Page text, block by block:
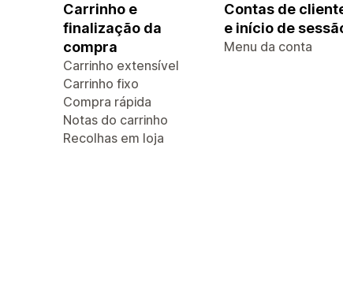
Carrinho e
finalização da
compra
Carrinho extensível
Carrinho fixo
Compra rápida
Notas do carrinho
Recolhas em loja
Contas de
e início de
Menu da conta